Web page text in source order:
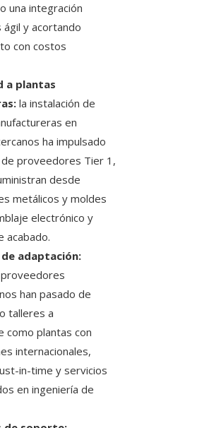
una integración
ágil y acortando
con costos
a plantas
la instalación de
en
ha impulsado
de proveedores Tier 1,
desde
metálicos y moldes
electrónico y
acabado.
adaptación:
han pasado de
talleres a
como plantas con
internacionales,
in-time y servicios
en ingeniería de